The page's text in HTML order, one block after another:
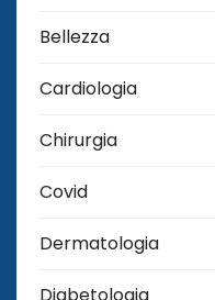
Bellezza
Cardiologia
Chirurgia
Covid
Dermatologia